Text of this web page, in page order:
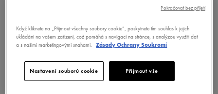
Když kliknete na „Přijmout všechny soubory cookie“, poskytnete tím souhlas k jejich
ukládání na vašem zařízení, což pomáhá s navigací na stránce, s analýzou využití dat
a s našimi marketingovými snahami.
Zásady Ochrany Soukromí
Nastavení souborů cookie Přijmout vše
Pokračovat bez přijetí